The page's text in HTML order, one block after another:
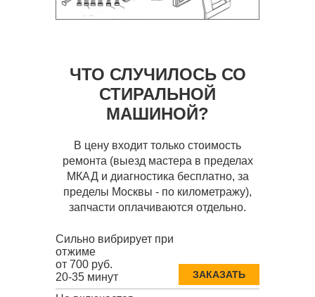
ЧТО СЛУЧИЛОСЬ СО
СТИРАЛЬНОЙ
МАШИНОЙ?
В цену входит только стоимость
ремонта (выезд мастера в пределах
МКАД и диагностика бесплатно, за
пределы Москвы - по километражу),
запчасти оплачиваются отдельно.
Сильно вибрирует при
отжиме
от 700 руб.
20-35 минут
ЗАКАЗАТЬ